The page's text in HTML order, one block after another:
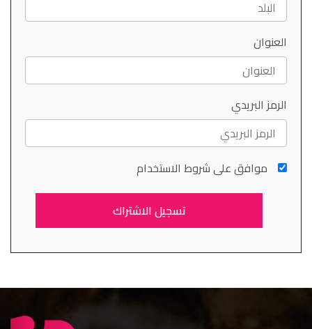
العنوان
الرمز البريدي
موافق على شروط الاستخدام